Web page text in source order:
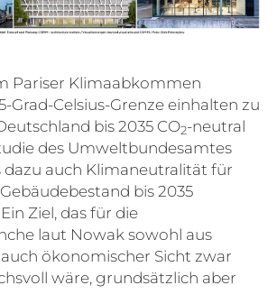
Pariser Klimaabkommen
Grad-Celsius-Grenze einhalten zu
bis 2035 CO2-neutral
des Umweltbundesamtes
dazu auch Klimaneutralität für
bis 2035
Ziel, das für die
laut Nowak sowohl aus
ökonomischer Sicht zwar
wäre, grundsätzlich aber